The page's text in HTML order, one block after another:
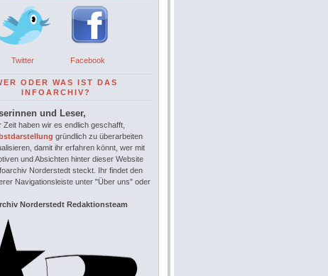
Twitter Facebook
ODER WAS IST DAS
INFOARCHIV?
und Leser,
Zeit haben wir es endlich geschafft,
gründlich zu überarbeiten
damit ihr erfahren könnt, wer mit
und Absichten hinter dieser Website
Norderstedt steckt. Ihr findet den
Navigationsleiste unter "Über uns" oder
Norderstedt Redaktionsteam